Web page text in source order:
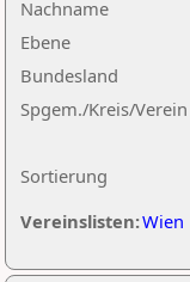
Nachname
Ebene
Sortierung
Bundesland
Spgem./Kreis/Verein
Vereinslisten:Wien